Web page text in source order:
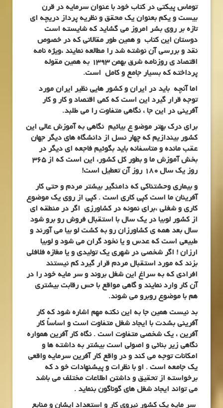
توماس پیکتی در کتاب خود با عنوان سرمایه در قرن
بیست و یکم بعنوان یک محقق و نظریه پرداز دریچه ای
تازه بر روی بشر امروز می گشاید که شایسته است
دوستان این کتاب و همین طور مقالاتی که در خصوص
نقد و بررسی آن نوشته شد را مطالعه نمایند ،ویژه نامه
اقتصاد ی روزنامه شرق بهمن 1393 به همین مقوله
پرداخته که بسیار جامع و کامل است.
اما آنچه باید در ایران و کشور هایی نظیر ایران مورد
توجه قرار گیرد این است که کمی اقتصاد و کار و کار
آفرینی در این جا ، نگاهی متفاوت را می طلبد.
برای درک بهتر موضو ع بیائیم نگاهی به آموزش عالی این
کشور بیندازیم که چهار نسل از دانشگاه های دیگر جهان
عقب مانده و متاسفانه باید بگوئیم فاجعه ای دیگر در
بخش آموزش ما و بطور کل کشور، این است که از 365
روز یک سال 180 روز آن تعطیل است!
و بیماری وحشتناکی که دامنگیر بیشتر مردم و حتی کار
آفرینان ما است کپی کاری است . کپی از روی یک موضوع
کاری و شغلی ،برای نمونه در کشاورزی اگر در منطقه ای
از کشور لوبیا در یک سال با استقبال فروش رو برو شود
سال بعد همه ی کشاورزان رو به کشت لو بیا می آورند و
طبیعی است که عدس و یا نخود گران می شود و لوبیا
ارزان ! اگر شخصی در شهری یک تولیدی و یا مغازه فلافلی
بزند که مورد استقبال مردم قرار گیرد کم نیستند
افرادی که به سراغ این شغل بروند و سر مایه خود را در
آن کار وارد نمایند و گاهی مواقع با حس رقابت بیشتری
هم با موضوع روبرو می شوند.
بد نیست همین جا به این نکته مهم اشاره شود که کار
آفرینی بشدت با ایجاد شغل متفاوت است و اساساً کار
آفرین ، یک شخصی متفاوت است . نگاه کار آفرین همواره
نگاهی زیر بنائی و اصولی است بیشتر به داشته ها و
امکانات توجه می کند و در واقع کار آفرین سرمایه واقعی
یک جامعه است . او با نظرات و پیشنهادات خو د که
برخواسته از تحقیق و داشتن اطلاعات مختلف می باشد
می تواند ایجاد شغل های گوناگون بنماید .
سر مایه یک کشور نیروی کار و استعداد ایشان و منابع